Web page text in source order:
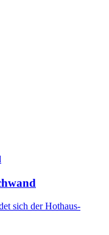
sich der Hothaus-